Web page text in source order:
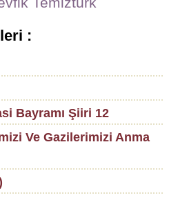
:
Bayramı Şiiri 12
Ve Gazilerimizi Anma